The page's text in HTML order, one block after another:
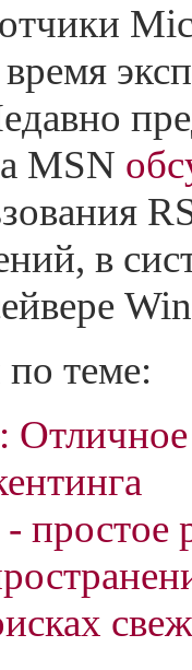
время
MSN
в
по теме:
Отличное
- простое